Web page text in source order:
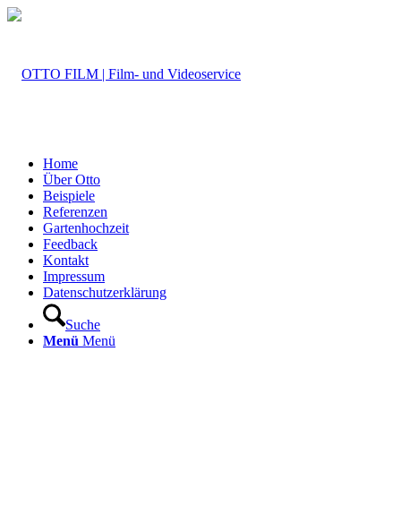
Home
Über Otto
Beispiele
Referenzen
Gartenhochzeit
Feedback
Kontakt
Impressum
Datenschutzerklärung
Suche
Menü Menü